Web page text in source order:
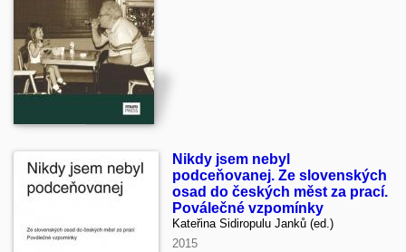
Nikdy jsem nebyl
podceňovanej. Ze slovenských
osad do českých měst za prací.
Poválečné vzpomínky
Kateřina Sidiropulu Janků (ed.)
2015